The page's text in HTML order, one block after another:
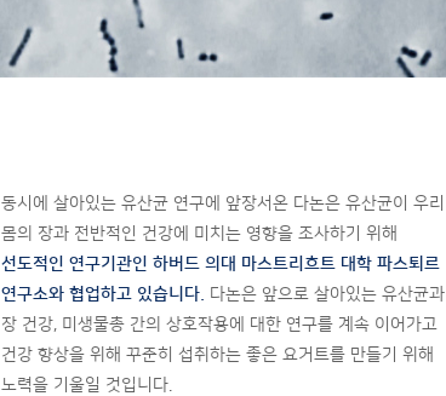
동시에 살아있는 유산균 연구에 앞장서온 다논은 유산균이 우리
몸의 장과 전반적인 건강에 미치는 영향을 조사하기 위해
선도적인 연구기관인 하버드 의대 마스트리흐트 대학 파스퇴르
연구소와 협업하고 있습니다. 다논은 앞으로 살아있는 유산균과
장 건강, 미생물총 간의 상호작용에 대한 연구를 계속 이어가고
건강 향상을 위해 꾸준히 섭취하는 좋은 요거트를 만들기 위해
노력을 기울일 것입니다.